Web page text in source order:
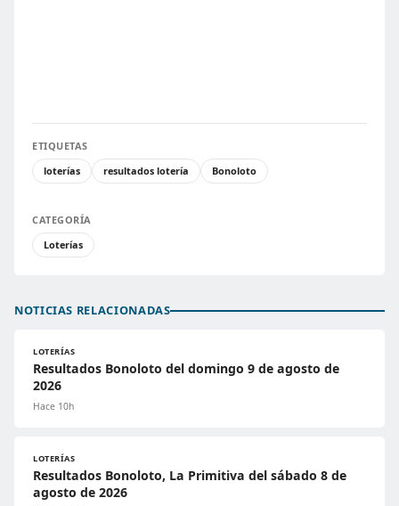
ETIQUETAS
loterías
resultados lotería Bonoloto
CATEGORÍA
Loterías
NOTICIAS RELACIONADAS
LOTERÍAS
Resultados Bonoloto del domingo 9 de agosto de
2026
Hace 10h
LOTERÍAS
Resultados Bonoloto, La Primitiva del sábado 8 de
agosto de 2026